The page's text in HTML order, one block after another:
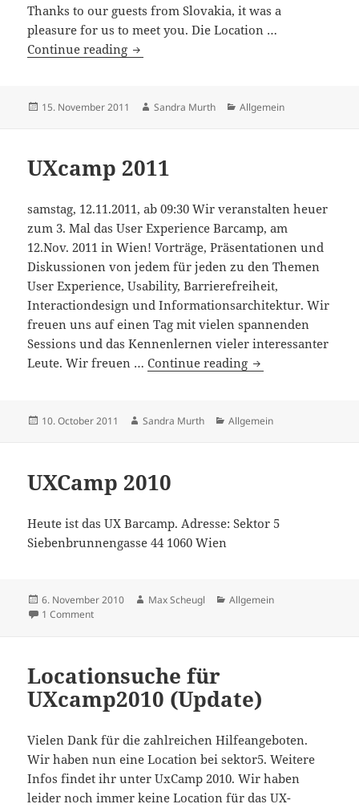
Thanks to our guests from Slovakia, it was a
pleasure for us to meet you. Die Location …
Continue reading Das
2011
Posted
15. November 2011 Author
Sandra Murth Categories
Allgemein
UXcamp 2011
samstag, 12.11.2011, ab 09:30 Wir veranstalten heuer
zum 3. Mal das User Experience Barcamp, am
12.Nov. 2011 in Wien! Vorträge, Präsentationen und
Diskussionen von jedem für jeden zu den Themen
User Experience, Usability, Barrierefreiheit,
Interactiondesign und Informationsarchitektur. Wir
freuen uns auf einen Tag mit vielen spannenden
Sessions und das Kennenlernen vieler interessanter
Leute. Wir freuen …Continue reading UXcamp
Posted
10. October 2011 Author
Sandra Murth Categories
Allgemein
UXCamp 2010
Heute ist das UX Barcamp. Adresse: Sektor 5
Siebenbrunnengasse 44 1060 Wien
Posted
on
6. November 2010 Author
Max Scheugl Categories
Allgemein
1 Commenton UXCamp 2010
Locationsuche für
UXcamp2010 (Update)
Vielen Dank für die zahlreichen Hilfeangeboten.
Wir haben nun eine Location bei sektor5. Weitere
Infos findet ihr unter UxCamp 2010. Wir haben
leider noch immer keine Location für das UX-